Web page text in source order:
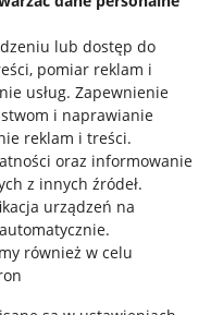
lub dostęp do
pomiar reklam i
usług. Zapewnienie
i naprawianie
reklam i treści.
oraz informowanie
z innych źródeł.
urządzeń na
.
również w celu